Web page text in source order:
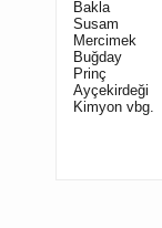
Bakla
Susam
Mercimek
Buğday
Prinç
Ayçekirdeği
Kimyon vbg.